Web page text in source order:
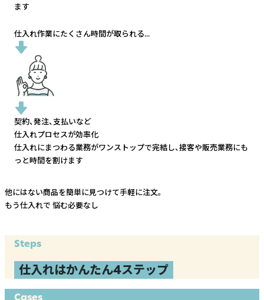
ます
仕入れ作業にたくさん時間が取られる...
契約、発注、支払いなど
仕入れプロセスが効率化
仕入れにまつわる業務がワンストップで完結し、接客や販売業務にも
っと時間を割けます
他にはない商品を簡単に見つけて手軽に注文。
もう仕入れで 悩む必要なし
Steps
仕入れはかんたん4ステップ
Cases